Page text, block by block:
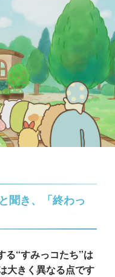
聞き、「終わっ
る“すみっコたち”は
大きく異なる点です